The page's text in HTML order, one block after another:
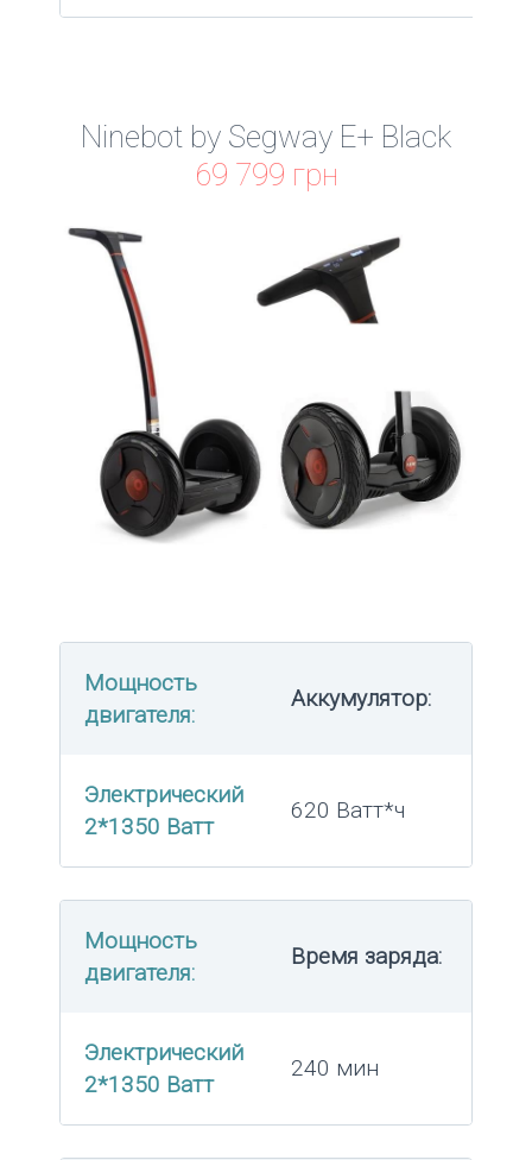
Ninebot by Segway E+ Black
69 799 грн
Мощность
двигателя:
Аккумулятор:
Электрический
2*1350 Ватт
620 Ватт*ч
Мощность
двигателя:
Время заряда:
Электрический
2*1350 Ватт
240 мин